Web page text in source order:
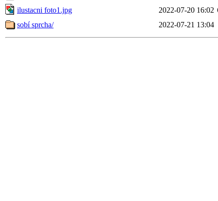
ilustacni foto1.jpg
2022-07-20 16:02
sobí sprcha/
2022-07-21 13:04